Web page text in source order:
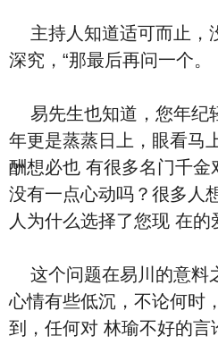
主持人知道适可而止，
深究，“那最后再问一个。
易先生也知道，您年纪
年更是蒸蒸日上，眼看马
酬想必也 有很多名门千金
没有一点心动吗？很多人
人为什么选择了您现 在的
这个问题在易川的意料
心情有些低沉，不论何时
到，任何对 林瑜不好的言